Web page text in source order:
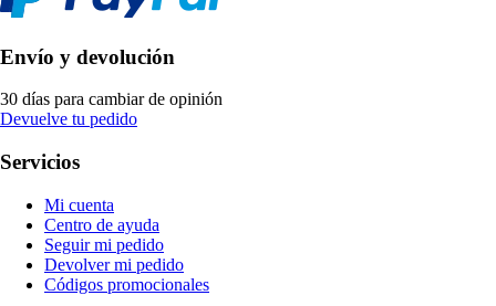
Envío y devolución
30 días para cambiar de opinión
Devuelve tu pedido
Servicios
Mi cuenta
Centro de ayuda
Seguir mi pedido
Devolver mi pedido
Códigos promocionales